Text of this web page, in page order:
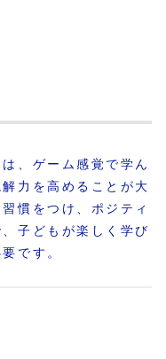
、ゲーム感覚で学ん
力を高めることが大
慣をつけ、ポジティ
子どもが楽しく学び
です。